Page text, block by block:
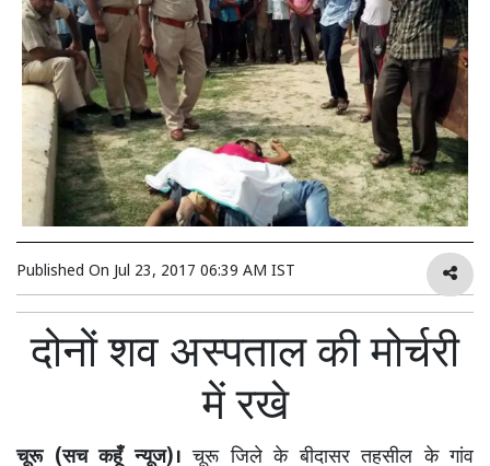
Published On Jul 23, 2017 06:39 AM IST
दोनों शव अस्पताल की मोर्चरी
में रखे
चूरू (सच कहूँ न्यूज)। चूरू जिले के बीदासर तहसील के गांव